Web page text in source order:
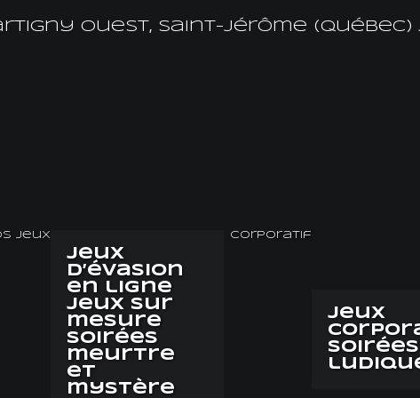
Ouest, Saint-Jérôme (Québec)
jeux
Jeux
d’évasion
en ligne
Jeux sur
mesure
Soirées
meurtre
et
mystère
Corporatif
Jeux
Soirées